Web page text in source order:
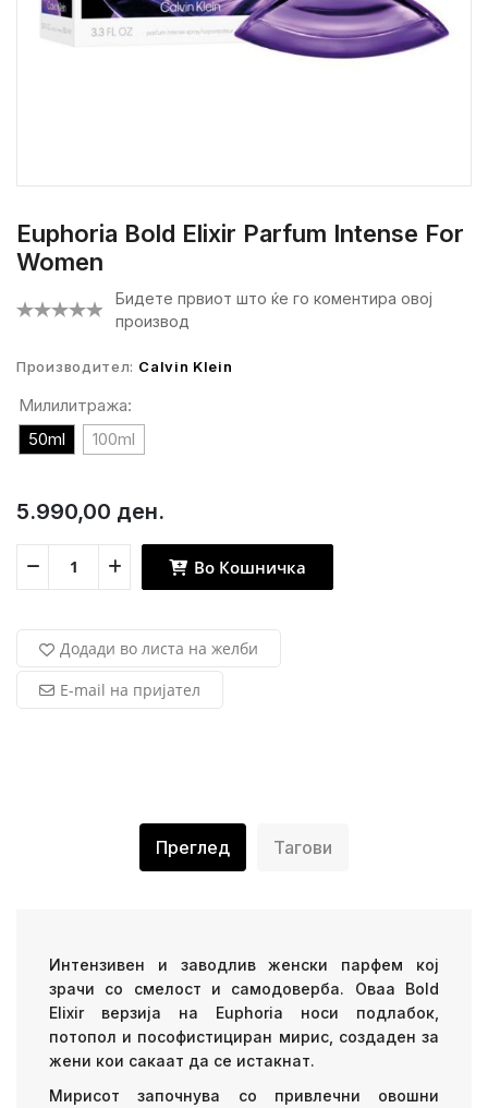
Euphoria Bold Elixir Parfum Intense For
Women
Бидете првиот што ќе го коментира овој
производ
Производител: Calvin Klein
Милилитража:
50ml
100ml
5.990,00 ден.
Во Кошничка
Додади во листа на желби
E-mail на пријател
Преглед Тагови
Интензивен и заводлив женски парфем кој
зрачи со смелост и самодоверба. Оваа Bold
Elixir верзија на Euphoria носи подлабок,
потопол и пософистициран мирис, создаден за
жени кои сакаат да се истакнат.
Мирисот започнува со привлечни овошни